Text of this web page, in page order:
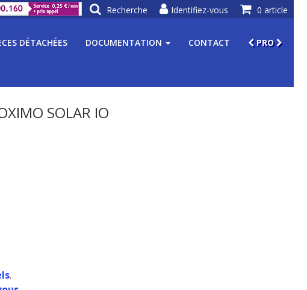
DÉTACHÉES DOCUMENTATION CONTACT PRO
SOLAR IO
.
0 article
Identifiez-vous
Recherche